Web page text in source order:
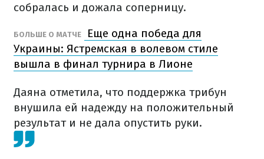
собралась и дожала соперницу.
БОЛЬШЕ О МАТЧЕ
Еще одна победа для
Украины: Ястремская в волевом стиле
вышла в финал турнира в Лионе
Даяна отметила, что поддержка трибун
внушила ей надежду на положительный
результат и не дала опустить руки.